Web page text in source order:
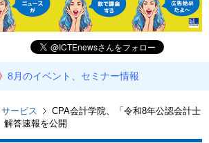
8月のイベント、セミナー情報
ービス
CPA会計学院、「令和8年公認会計士
解答速報を公開